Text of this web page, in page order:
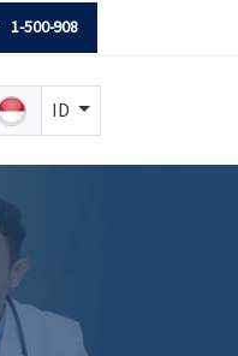
1-500-908
ID